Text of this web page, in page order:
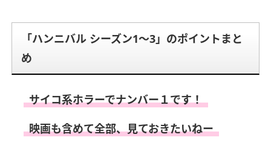
「ハンニバル シーズン1～3」のポイントまと
め
サイコ系ホラーでナンバー１です！
映画も含めて全部、見ておきたいねー